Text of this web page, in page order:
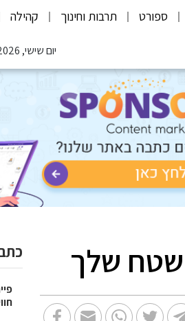
ספורט תרבות וחינוך קהילה
יום שישי, 07.08.2026
שלך